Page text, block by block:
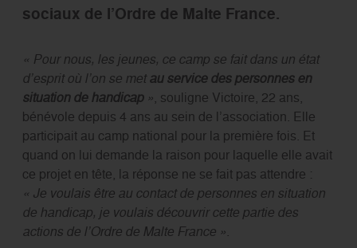
sociaux de l’Ordre de Malte France.
« Pour nous, les jeunes, ce camp se fait dans un état
d’esprit où l’on se metau service des personnes en
situation de handicap», souligne Victoire, 22 ans,
bénévole depuis 4 ans au sein de l’association. Elle
participait au camp national pour la première fois. Et
quand on lui demande la raison pour laquelle elle avait
ce projet en tête, la réponse ne se fait pas attendre :
« Je voulais être au contact de personnes en situation
de handicap, je voulais découvrir cette partie des
actions de l’Ordre de Malte France ».